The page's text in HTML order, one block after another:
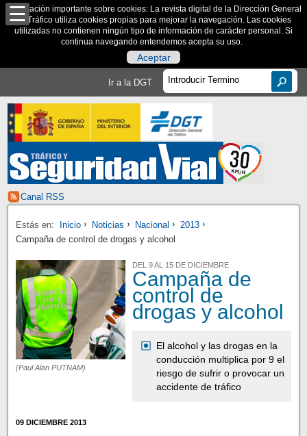
Información importante sobre cookies: La revista digital de la Dirección General
de Tráfico utiliza cookies propias para mejorar la navegación. Las cookies
utilizadas no contienen ningún tipo de información de carácter personal. Si
continua navegando entendemos acepta su uso.
Aceptar
Ir a la DGT
Canal RSS
Estás en: Inicio Noticias Nacional
2013
Campaña de control de drogas y alcohol
(Paul Alan PUTNAM)
DEL 9 AL 15 DE DICIEMBRE
Campaña de
control de
drogas y alcohol
El alcohol y las drogas en la
conducción multiplica por 9 el
riesgo de sufrir o provocar un
accidente de tráfico
09 DICIEMBRE 2013